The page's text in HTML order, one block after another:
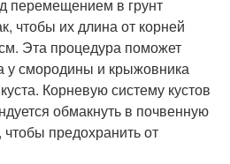
перемещением в грунт
чтобы их длина от корней
Эта процедура поможет
у смородины и крыжовника
Корневую систему кустов
обмакнуть в почвенную
предохранить от